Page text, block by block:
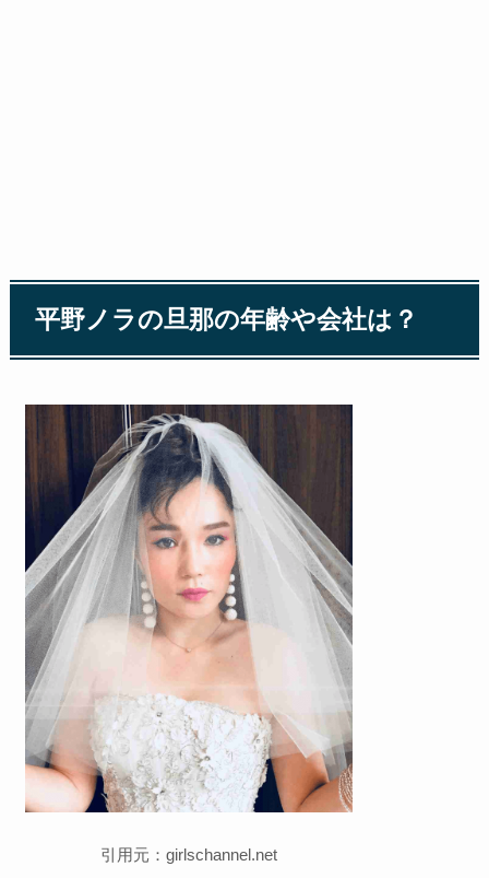
平野ノラの旦那の年齢や会社は？
引用元：girlschannel.net